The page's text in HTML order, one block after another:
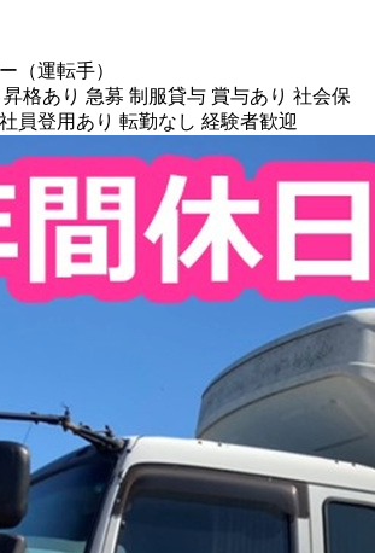
（運転手）
格あり 急募 制服貸与 賞与あり 社会保
社員登用あり 転勤なし 経験者歓迎